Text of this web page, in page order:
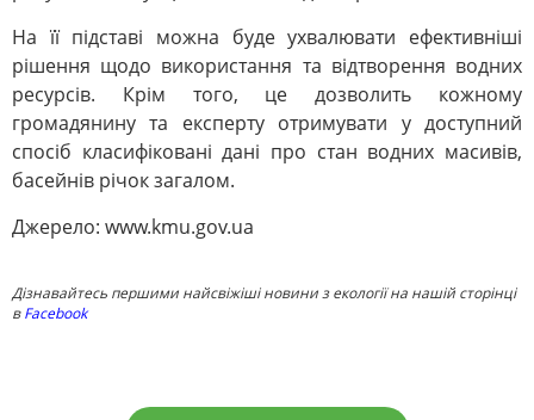
На її підставі можна буде ухвалювати ефективніші
рішення щодо використання та відтворення водних
ресурсів. Крім того, це дозволить кожному
громадянину та експерту отримувати у доступний
спосіб класифіковані дані про стан водних масивів,
басейнів річок загалом.
Джерело: www.kmu.gov.ua
Дізнавайтесь першими найсвіжіші новини з екології на нашій сторінці
вFacebook